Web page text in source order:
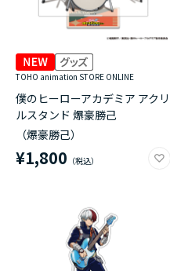
TOHO animation STORE ONLINE
僕のヒーローアカデミア アクリ
ルスタンド 爆豪勝己
（爆豪勝己）
¥1,800